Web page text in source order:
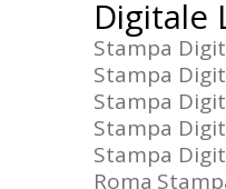
Digitale
Stampa
Stampa
Stampa
Stampa
Stampa
Roma